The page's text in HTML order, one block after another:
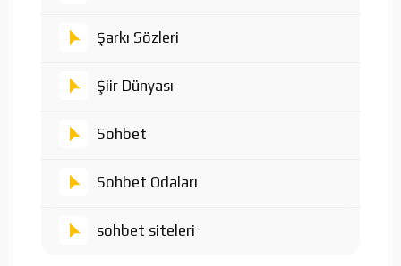
Şarkı Sözleri
Şiir Dünyası
Sohbet
Sohbet Odaları
sohbet siteleri